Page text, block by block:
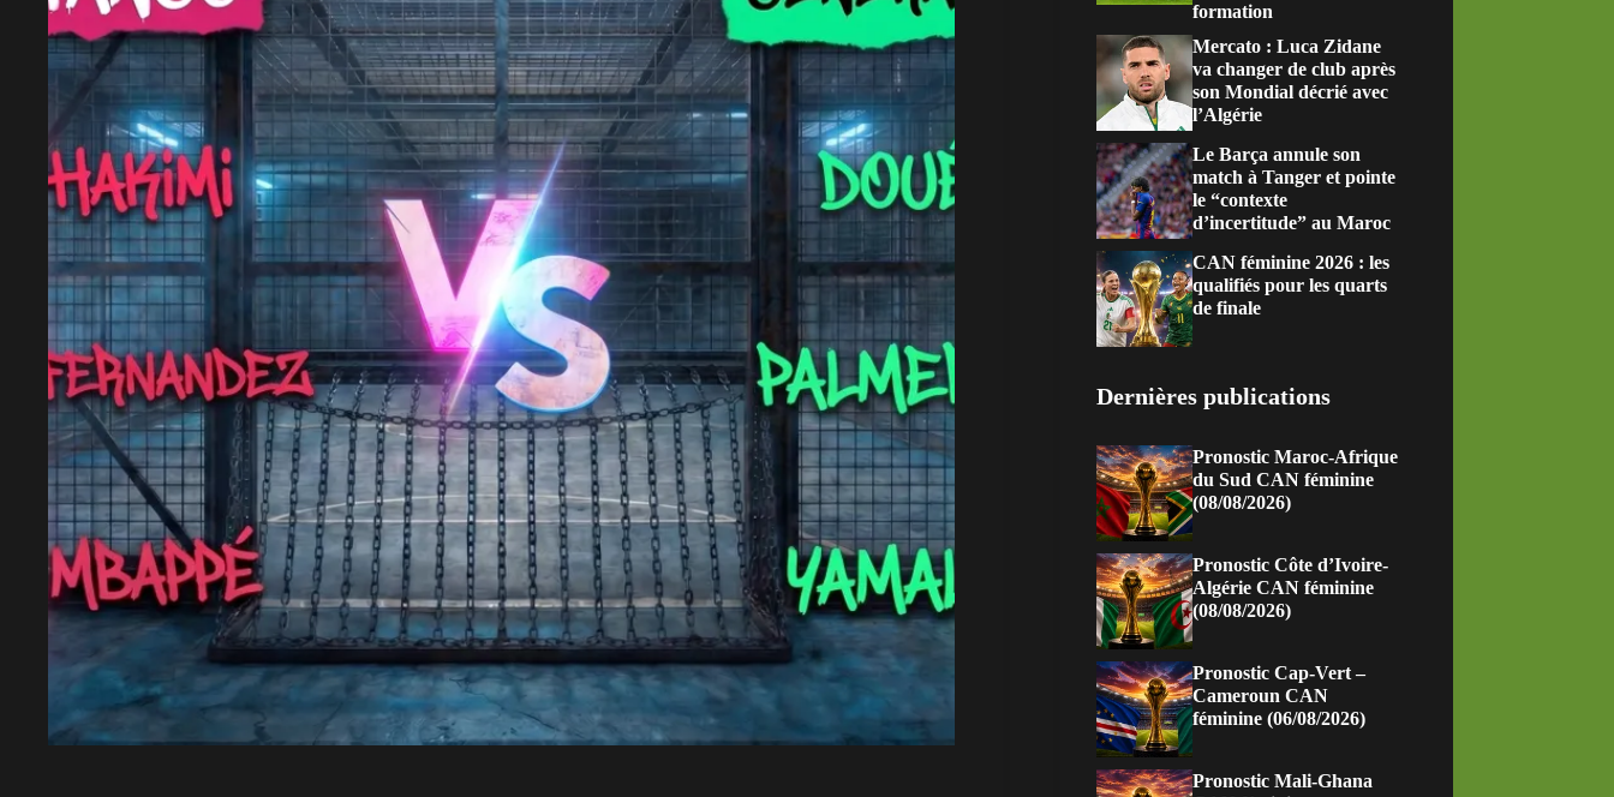
formation
Mercato : Luca Zidane
va changer de club après
son Mondial décrié avec
l’Algérie
Le Barça annule son
match à Tanger et pointe
le “contexte
d’incertitude” au Maroc
CAN féminine 2026 : les
qualifiés pour les quarts
de finale
Dernières publications
Pronostic Maroc-Afrique
du Sud CAN féminine
(08/08/2026)
Pronostic Côte d’Ivoire-
Algérie CAN féminine
(08/08/2026)
Pronostic Cap-Vert –
Cameroun CAN
féminine (06/08/2026)
Pronostic Mali-Ghana